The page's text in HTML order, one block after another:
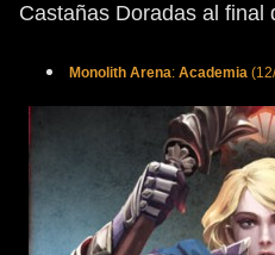
Castañas Doradas al final
Monolith Arena: Academia